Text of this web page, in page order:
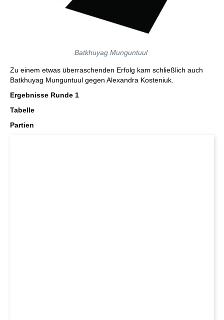
Batkhuyag Munguntuul
Zu einem etwas überraschenden Erfolg kam schließlich auch
Batkhuyag Munguntuul gegen Alexandra Kosteniuk.
Ergebnisse Runde 1
Tabelle
Partien